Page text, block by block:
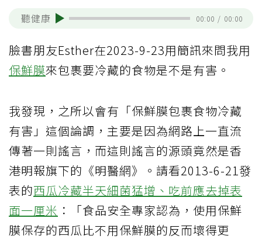
聽健康 00:00 / 00:00
臉書朋友Esther在2023-9-23用簡訊來問我用
保鮮膜來包裹要冷藏的食物是不是有害。
我發現，之所以會有「保鮮膜包裹食物冷藏
有害」這個論調，主要是因為網路上一直流
傳著一則謠言，而這則謠言的源頭竟然是香
港明報旗下的《明醫網》。請看2013-6-21發
表的西瓜冷藏半天細菌猛增、吃前應去掉表
面一厘米 ：「食品安全專家認為，使用保鮮
膜保存的西瓜比不用保鮮膜的反而壞得更